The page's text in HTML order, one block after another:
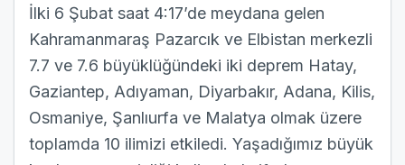
İlki 6 Şubat saat 4:17’de meydana gelen
Kahramanmaraş Pazarcık ve Elbistan merkezli
7.7 ve 7.6 büyüklüğündeki iki deprem Hatay,
Gaziantep, Adıyaman, Diyarbakır, Adana, Kilis,
Osmaniye, Şanlıurfa ve Malatya olmak üzere
toplamda 10 ilimizi etkiledi. Yaşadığımız büyük